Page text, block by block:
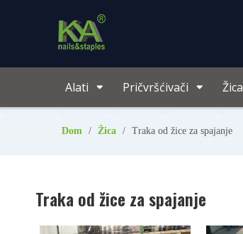
Alati Pričvršćivači Žica
Dom / Žica / Traka od žice za spajanje
Traka od žice za spajanje